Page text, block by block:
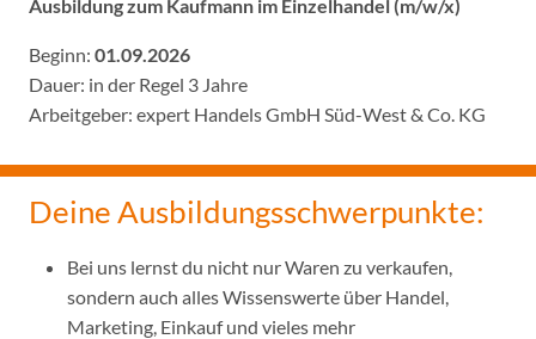
Ausbildung zum Kaufmann im Einzelhandel (m/w/x)
Beginn: 01.09.2026
Dauer: in der Regel 3 Jahre
Arbeitgeber: expert Handels GmbH Süd-West & Co. KG
Deine Ausbildungsschwerpunkte:
Bei uns lernst du nicht nur Waren zu verkaufen,
sondern auch alles Wissenswerte über Handel,
Marketing, Einkauf und vieles mehr